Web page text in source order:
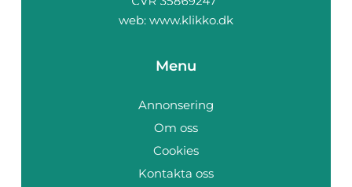
web: www.klikko.dk
Menu
Annonsering
Om oss
Cookies
Kontakta oss